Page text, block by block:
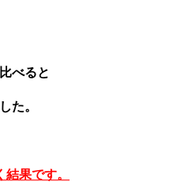
べると
た。
果です。